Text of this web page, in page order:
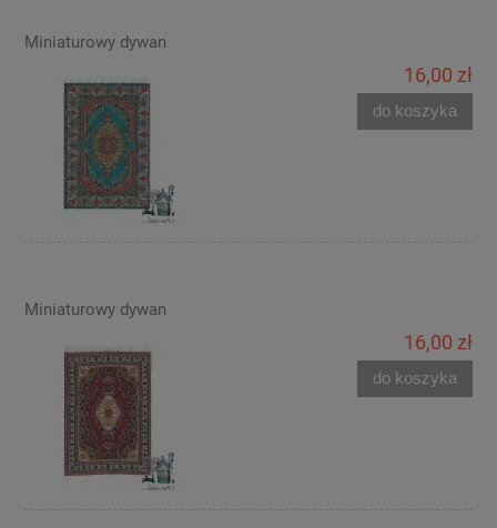
Miniaturowy dywan
16,00 zł
do koszyka
Miniaturowy dywan
16,00 zł
do koszyka